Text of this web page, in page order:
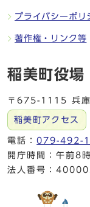
プライバシーポリ
著作権・リンク等
稲美町役場
〒675-1115 兵
稲美町アクセス
電話：079-492-
開庁時間：午前8
法人番号：